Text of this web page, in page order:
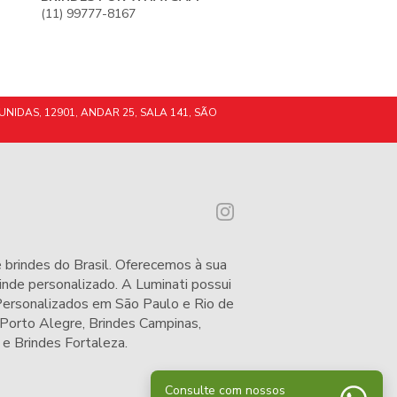
(11) 99777-8167
12901, ANDAR 25, SALA 141, SÃO
do Brasil. Oferecemos à sua
personalizado. A Luminati possui
em São Paulo e Rio de
Alegre, Brindes Campinas,
e Brindes Fortaleza.
Consulte com nossos